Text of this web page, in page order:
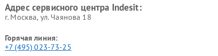
Адрес сервисного центра Indesit:
г. Москва, ул. Чаянова 18
Горячая линия:
+7 (495) 023-73-25